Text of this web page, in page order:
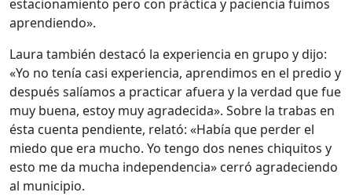
estacionamiento pero con práctica y paciencia fuimos
aprendiendo».
Laura también destacó la experiencia en grupo y dijo:
«Yo no tenía casi experiencia, aprendimos en el predio y
después salíamos a practicar afuera y la verdad que fue
muy buena, estoy muy agradecida». Sobre la trabas en
ésta cuenta pendiente, relató: «Había que perder el
miedo que era mucho. Yo tengo dos nenes chiquitos y
esto me da mucha independencia» cerró agradeciendo
al municipio.